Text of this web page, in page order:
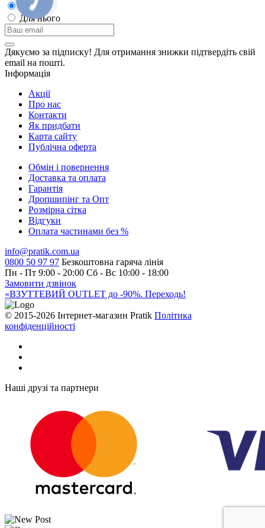
Для неї
Для нього
Дякуємо за підписку! Для отримання знижки підтвердіть свій
email на пошті.
Інформація
Акції
Про нас
Контакти
Як придбати
Карта сайту
Публiчна оферта
Обмін і повернення
Доставка та оплата
Гарантiя
Дропшипінг та Опт
Розмірна сітка
Відгуки
Оплата частинами без %
info@pratik.com.ua
0800 50 97 97 Безкоштовна гаряча лінія
Пн - Пт 9:00 - 20:00 Сб - Вс 10:00 - 18:00
Замовити дзвінок
«ВЗУТТЕВИЙ OUTLET до -90%. Переходь!
© 2015-2026 Інтернет-магазин Pratik Політика
конфіденційності
Наші друзі та партнери